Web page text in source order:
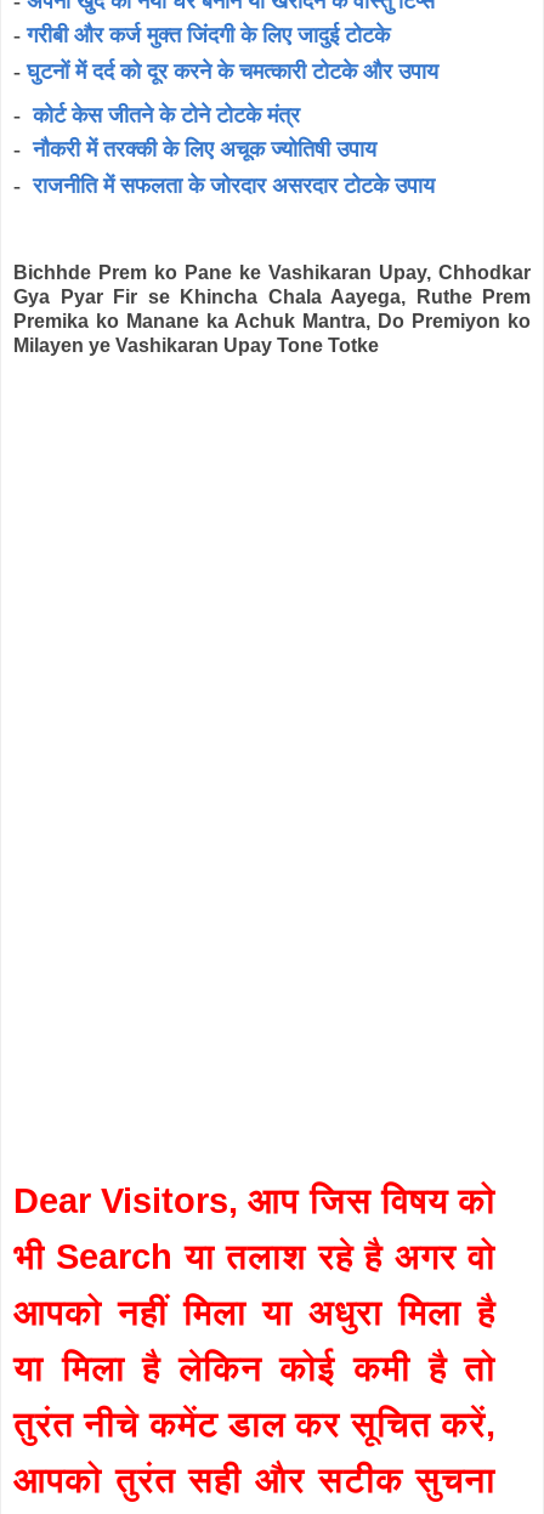
-गरीबी और कर्ज मुक्त जिंदगी के लिए जादुई टोटके
-घुटनों में दर्द को दूर करने के चमत्कारी टोटके और उपाय
-कोर्ट केस जीतने के टोने टोटके मंत्र
-नौकरी में तरक्की के लिए अचूक ज्योतिषी उपाय
-राजनीति में सफलता के जोरदार असरदार टोटके उपाय
Bichhde Prem ko Pane ke Vashikaran Upay, Chhodkar
Gya Pyar Fir se Khincha Chala Aayega, Ruthe Prem
Premika ko Manane ka Achuk Mantra, Do Premiyon ko
Milayen ye Vashikaran Upay Tone Totke
Dear Visitors, आप जिस विषय को
भी Search या तलाश रहे है अगर वो
आपको नहीं मिला या अधुरा मिला है
या मिला है लेकिन कोई कमी है तो
तुरंत नीचे कमेंट डाल कर सूचित करें,
आपको तुरंत सही और सटीक सुचना